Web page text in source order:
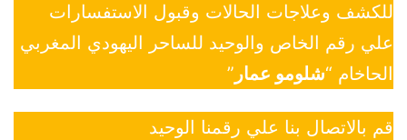
للكشف وعلاجات الحالات وقبول الاستفسارات
علي رقم الخاص والوحيد للساحر اليهودي المغربي
الحاخام “شلومو عمار ”
قم بالاتصال بنا علي رقمنا الوحيد